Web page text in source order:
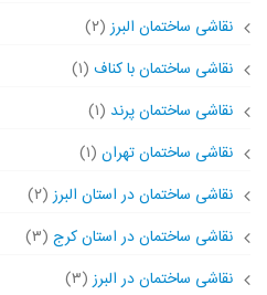
نقاشی ساختمان البرز(۲)
نقاشی ساختمان با کناف (۱)
نقاشی ساختمان پرند (۱)
نقاشی ساختمان تهران (۱)
نقاشی ساختمان در استان البرز(۲)
نقاشی ساختمان در استان کرج (۳)
نقاشی ساختمان در البرز(۳)